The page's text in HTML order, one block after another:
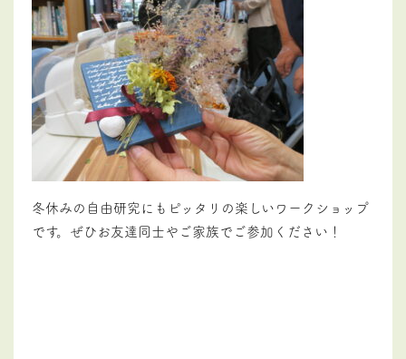
冬休みの自由研究にもピッタリの楽しいワークショップ
です。ぜひお友達同士やご家族でご参加ください！